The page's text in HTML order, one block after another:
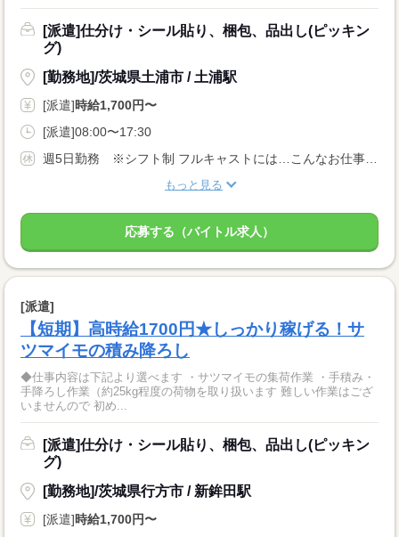
[派遣]仕分け・シール貼り、梱包、品出し(ピッキン
グ)
[勤務地]/茨城県土浦市 / 土浦駅
[派遣]時給1,700円〜
[派遣]08:00〜17:30
週5日勤務 ※シフト制 フルキャストには…こんなお仕事も！ ↓ 午前のみ・午後のみも可能！ 早朝・夜勤のお仕事もあります！
もっと見る
応募する（バイトル求人）
[派遣]
【短期】高時給1700円★しっかり稼げる！サ
ツマイモの積み降ろし
◆仕事内容は下記より選べます ・サツマイモの集荷作業 ・手積み・
手降ろし作業（約25kg程度の荷物を取り扱います 難しい作業はござ
いませんので 初め...
[派遣]仕分け・シール貼り、梱包、品出し(ピッキン
グ)
[勤務地]/茨城県行方市 / 新鉾田駅
[派遣]時給1,700円〜